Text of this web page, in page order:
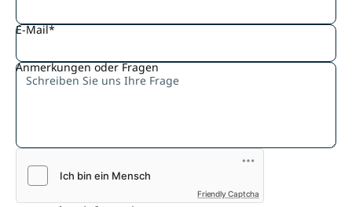
E-Mail*
Anmerkungen oder Fragen
Friendly Captcha